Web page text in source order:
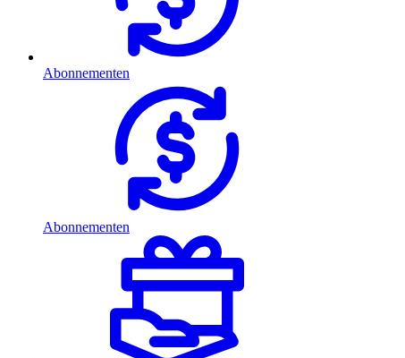
Abonnementen
Abonnementen